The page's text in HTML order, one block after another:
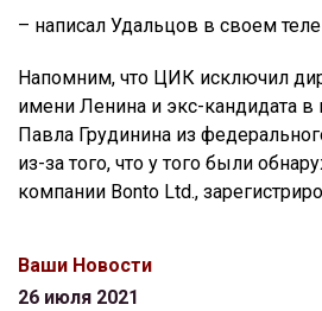
– написал Удальцов в своем
Напомним, что ЦИК исключил
имени Ленина и экс-кандидата
Павла Грудинина из
из-за того, что у того были
компании Bonto Ltd.,
Ваши Новости
26 июля 2021